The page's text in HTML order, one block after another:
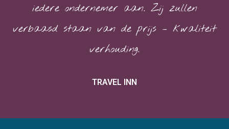
iedere ondernemer aan. Zij zullen
verbaasd staan van de prijs – kwaliteit
verhouding.
TRAVEL INN